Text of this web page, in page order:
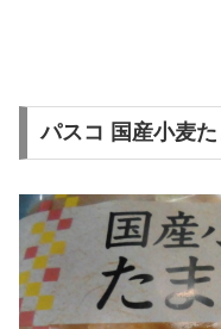
パスコ 国産小麦